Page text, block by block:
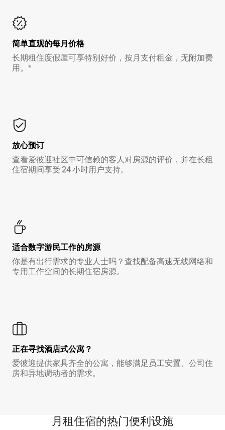
简单直观的每月价格
长期租住度假屋可享特别好价，按月支付租金，无附加费
用。*
放心预订
查看爱彼迎社区中可信赖的客人对房源的评价，并在长租
住宿期间享受 24 小时用户支持。
适合数字游民工作的房源
你是有出行需求的专业人士吗？查找配备高速无线网络和
专用工作空间的长期住宿房源。
正在寻找酒店式公寓？
爱彼迎提供家具齐全的公寓，能够满足员工安置、公司住
房和异地调动者的需求。
月租住宿的热门便利设施